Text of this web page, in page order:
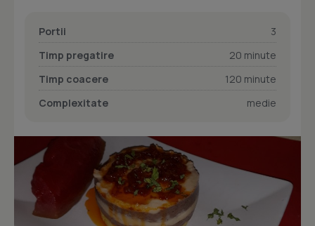
Portii
3
Timp pregatire
20 minute
Timp coacere
120 minute
Complexitate
medie